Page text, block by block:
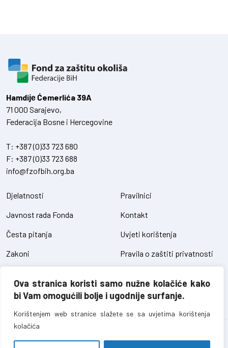
Ova stranica koristi samo nužne kolačiće kako
bi Vam omogućili bolje i ugodnije surfanje.
Korištenjem web stranice slažete se sa uvjetima korištenja
kolačića
Hamdiје Ćemerlića 39A
71 000 Sarajevo,
Federacija Bosne i Hercegovine
T: +387 (0)33 723 680
F: +387 (0)33 723 688
info@fzofbih.org.ba
Djelatnosti
Javnost rada Fonda
Česta pitanja
Zakoni
Pravilnici
Kontakt
Uvjeti korištenja
Pravila o zaštiti privatnosti
Pristup informacijama
developmentSIK